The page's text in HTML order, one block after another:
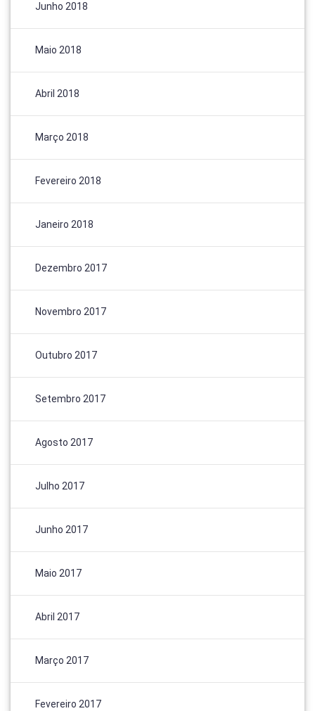
Junho 2018
Maio 2018
Abril 2018
Março 2018
Fevereiro 2018
Janeiro 2018
Dezembro 2017
Novembro 2017
Outubro 2017
Setembro 2017
Agosto 2017
Julho 2017
Junho 2017
Maio 2017
Abril 2017
Março 2017
Fevereiro 2017